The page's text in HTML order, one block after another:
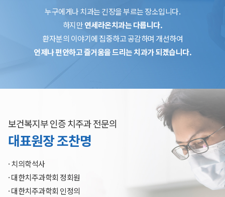
누구에게나 치과는 긴장을 부르는 장소입니다.
하지만연세라온치과는 다릅니다.
환자분의 이야기에 집중하고 공감하며 개선하여
언제나 편안하고 즐거움을 드리는 치과가 되겠습니다.
보건복지부 인증 치주과 전문의
대표원장 조찬명
· 치의학석사
· 대한치주과학회 정회원
· 대한치주과학회 인정의